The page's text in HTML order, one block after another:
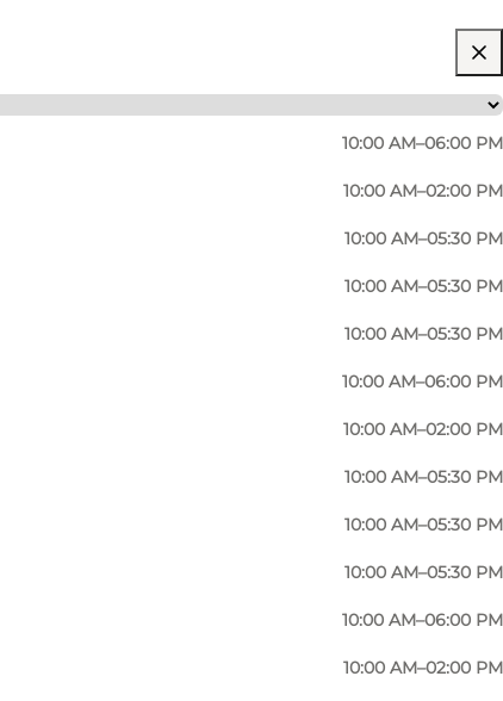
10:00 AM–06:00 PM
10:00 AM–02:00 PM
10:00 AM–05:30 PM
10:00 AM–05:30 PM
10:00 AM–05:30 PM
10:00 AM–06:00 PM
10:00 AM–02:00 PM
10:00 AM–05:30 PM
10:00 AM–05:30 PM
10:00 AM–05:30 PM
10:00 AM–06:00 PM
10:00 AM–02:00 PM
upheld in the workshop. The shop has been
unique pieces.